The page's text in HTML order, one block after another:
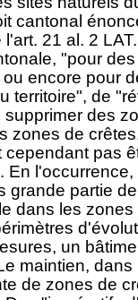
cantonal
l'art. 21 al. 2 LAT
"pour
encore pour
territoire", de
des
zones de
pas
En
grande partie
dans les
un
maintien,
de zones de